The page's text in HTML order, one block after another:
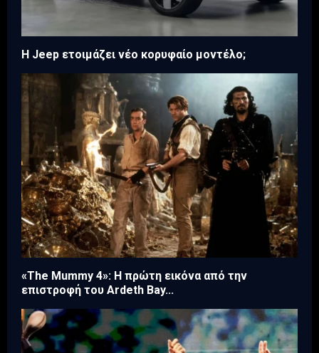
H Jeep ετοιμάζει νέο κορυφαίο μοντέλο;
«The Mummy 4»: Η πρώτη εικόνα από την
επιστροφή του Ardeth Bay...